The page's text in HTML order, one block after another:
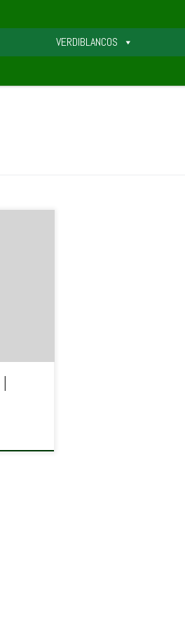
VERDIBLANCOS